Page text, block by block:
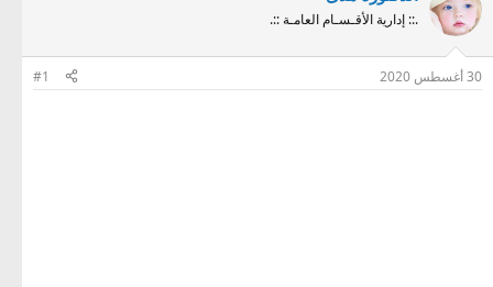
.:: إدارية الأقـسـام العامـة ::.
30 أغسطس 2020 #1